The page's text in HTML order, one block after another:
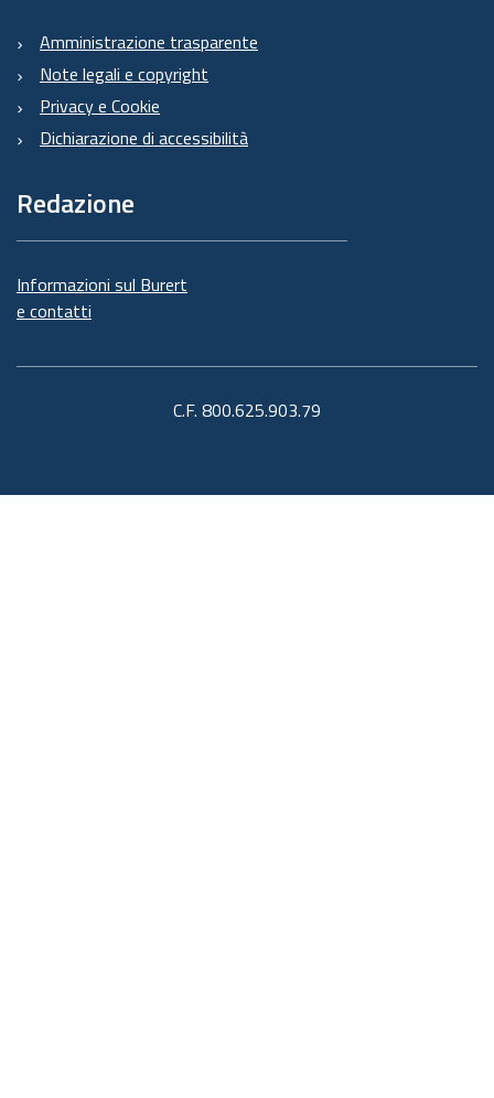
Amministrazione trasparente
Note legali e copyright
Privacy e Cookie
Dichiarazione di accessibilità
Redazione
Informazioni sul Burert
e contatti
C.F. 800.625.903.79